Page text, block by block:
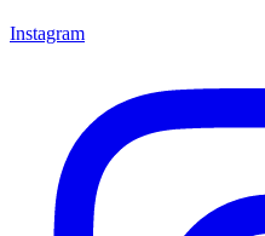
Instagram